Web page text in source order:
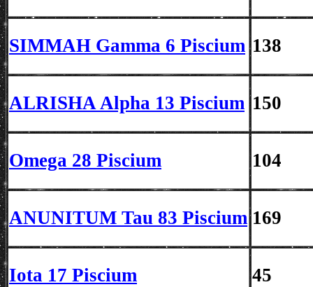
SIMMAH Gamma 6 Piscium 138
ALRISHA Alpha 13 Piscium 150
Omega 28 Piscium 104
ANUNITUM Tau 83 Piscium 169
Iota 17 Piscium 45